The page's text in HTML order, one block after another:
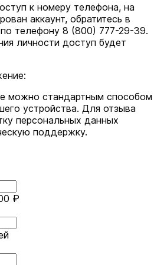
к номеру телефона, на
аккаунт, обратитесь в
телефону 8 (800) 777-29-39.
личности доступ будет
можно стандартным способом
устройства. Для отзыва
персональных данных
поддержку.
₽